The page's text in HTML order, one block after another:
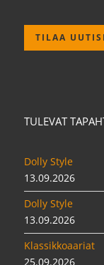
TILAA
TULEVAT
Dolly Style
13.09.2026
Dolly Style
13.09.2026
Klassikkoaariat
25.09.2026